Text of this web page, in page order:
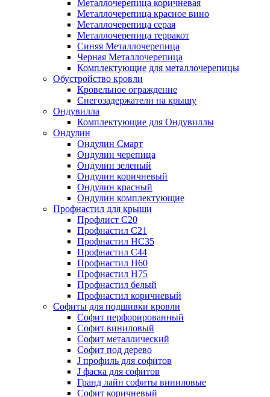
Металлочерепица коричневая
Металлочерепица красное вино
Металлочерепица серая
Металлочерепица терракот
Синяя Металлочерепица
Черная Металлочерепица
Комплектующие для металлочерепицы
Обустройство кровли
Кровельное ограждение
Снегозадержатели на крышу
Ондувилла
Комплектующие для Ондувиллы
Ондулин
Ондулин Смарт
Ондулин черепица
Ондулин зеленый
Ондулин коричневый
Ондулин красный
Ондулин комплектующие
Профнастил для крыши
Профлист С20
Профнастил С21
Профнастил НС35
Профнастил С44
Профнастил Н60
Профнастил Н75
Профнастил белый
Профнастил коричневый
Софиты для подшивки кровли
Cофит перфорированный
Софит виниловый
Софит металлический
Софит под дерево
J профиль для софитов
J фаска для софитов
Гранд лайн софиты виниловые
Софит коричневый